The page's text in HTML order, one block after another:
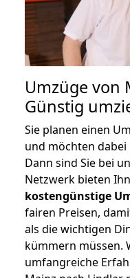
Umzüge von
Günstig
Sie planen einen
und möchten
Dann sind Sie bei
Netzwerk bieten
kostengünstige
fairen Preisen,
als die wichtigen
kümmern müssen.
umfangreiche